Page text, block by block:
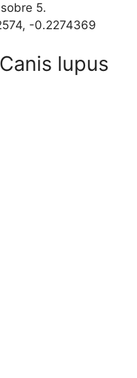
5.
-0.2274369
lupus